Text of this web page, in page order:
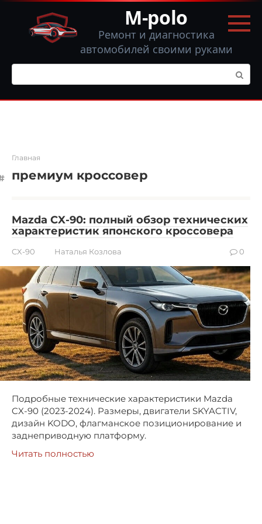
Перейти
контенту
M-polo
Ремонт и диагностика
автомобилей своими руками
Поиск:
Главная
премиум кроссовер
Mazda CX-90: полный обзор технических
характеристик японского кроссовера
CX-90 Наталья Козлова 0
Подробные технические характеристики Mazda
CX-90 (2023-2024). Размеры, двигатели SKYACTIV,
дизайн KODO, флагманское позиционирование и
заднеприводную платформу.
Читать полностью